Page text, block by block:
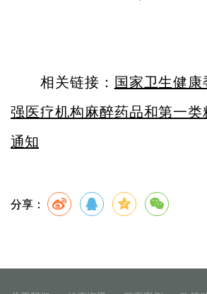
相关链接： 国家卫生健
强医疗机构麻醉药品和第一
通知
分享：